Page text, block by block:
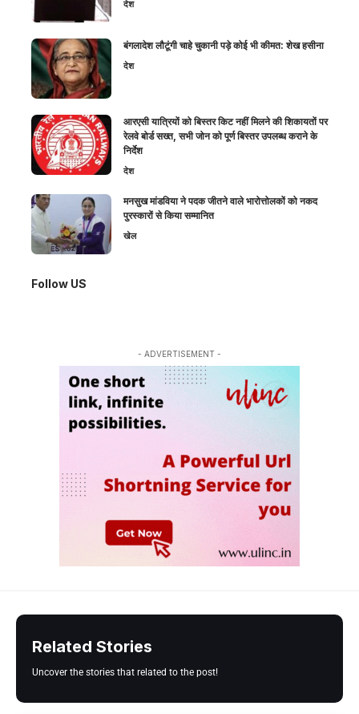
देश
बंगलादेश लौटूंगी चाहे चुकानी पड़े कोई भी कीमत: शेख हसीना
देश
आरएसी यात्रियों को बिस्तर किट नहीं मिलने की शिकायतों पर
रेलवे बोर्ड सख्त, सभी जोन को पूर्ण बिस्तर उपलब्ध कराने के
निर्देश
देश
मनसुख मांडविया ने पदक जीतने वाले भारोत्तोलकों को नकद
पुरस्कारों से किया सम्मानित
खेल
Follow US
- ADVERTISEMENT -
Related Stories
Uncover the stories that related to the post!